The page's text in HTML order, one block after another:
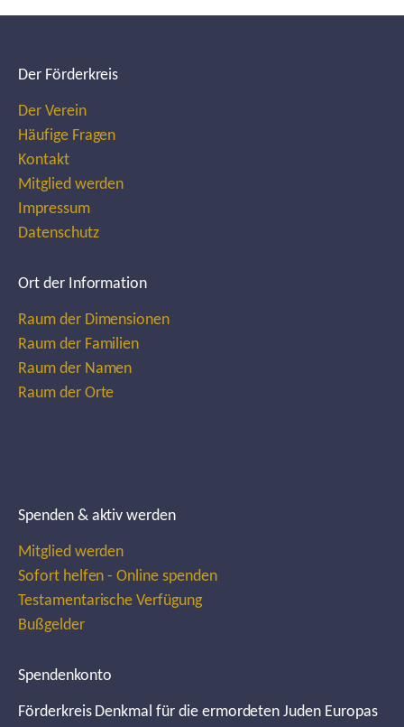
Der Förderkreis
Der Verein
Häufige Fragen
Kontakt
Mitglied werden
Impressum
Datenschutz
Ort der Information
Raum der Dimensionen
Raum der Familien
Raum der Namen
Raum der Orte
Spenden & aktiv werden
Mitglied werden
Sofort helfen - Online spenden
Testamentarische Verfügung
Bußgelder
Spendenkonto
Förderkreis Denkmal für die ermordeten Juden Europas